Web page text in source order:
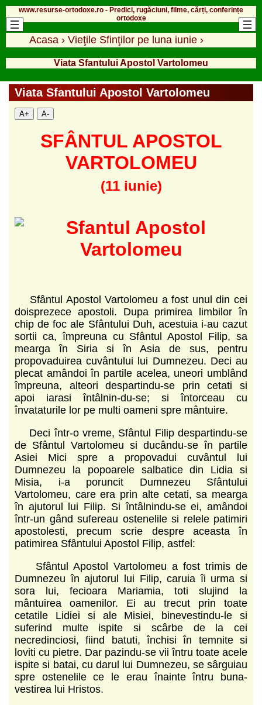
www.resurse-ortodoxe.ro - Predici, rugăciuni, filme, cărți, conferințe
ortodoxe
Acasa › Vieţile Sfinţilor pe luna iunie ›
Viata Sfantului Apostol Vartolomeu
Viata Sfantului Apostol Vartolomeu
A+ A-
SFÂNTUL APOSTOL
VARTOLOMEU
(11 iunie)
Sfântul Apostol Vartolomeu a fost unul din cei
doisprezece apostoli. Dupa primirea limbilor în
chip de foc ale Sfântului Duh, acestuia i-au cazut
sortii ca, împreuna cu Sfântul Apostol Filip, sa
mearga în Siria si în Asia de sus, pentru
propovaduirea cuvântului lui Dumnezeu. Deci au
plecat amândoi în partile acelea, uneori umblând
împreuna, alteori despartindu-se prin cetati si
apoi iarasi întâlnin-du-se; si întorceau cu
învataturile lor pe multi oameni spre mântuire.
Deci într-o vreme, Sfântul Filip despartindu-se
de Sfântul Vartolomeu si ducându-se în partile
Asiei Mici spre a propovadui cuvântul lui
Dumnezeu la popoarele salbatice din Lidia si
Misia, i-a poruncit Dumnezeu Sfântului
Vartolomeu, care era prin alte cetati, sa mearga
în ajutorul lui Filip. Si întâlnindu-se ei, amândoi
într-un gând sufereau ostenelile si relele patimiri
apostolesti, precum scrie despre aceasta în
patimirea Sfântului Apostol Filip, astfel:
Sfântul Apostol Vartolomeu a fost trimis de
Dumnezeu în ajutorul lui Filip, caruia îi urma si
sora lui, fecioara Mariamia, toti slujind la
mântuirea oamenilor. Ei au trecut prin toate
cetatile Lidiei si ale Misiei, binevestindu-le si
suferind multe ispite si scârbe de la cei
necredinciosi, fiind batuti, închisi în temnite si
loviti cu pietre. Dar pazindu-se vii întru toate acele
ispite si batai, cu darul lui Dumnezeu, se sârguiau
spre ostenelile ce le erau înainte întru buna-
vestirea lui Hristos.